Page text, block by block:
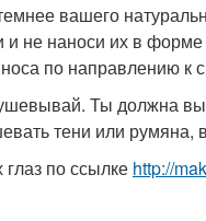
вашего
не наноси их в
по направлению к
Ты должна
тени или румяна,
по ссылке http://